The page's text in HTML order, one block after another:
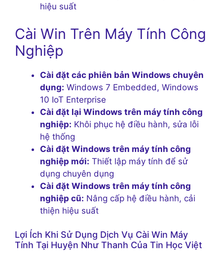
hiệu suất
Cài Win Trên Máy Tính Công
Nghiệp
Cài đặt các phiên bản Windows chuyên
dụng: Windows 7 Embedded, Windows
10 IoT Enterprise
Cài đặt lại Windows trên máy tính công
nghiệp: Khôi phục hệ điều hành, sửa lỗi
hệ thống
Cài đặt Windows trên máy tính công
nghiệp mới: Thiết lập máy tính để sử
dụng chuyên dụng
Cài đặt Windows trên máy tính công
nghiệp cũ: Nâng cấp hệ điều hành, cải
thiện hiệu suất
Lợi Ích Khi Sử Dụng Dịch Vụ Cài Win Máy
Tính Tại Huyện Như Thanh Của Tin Học Việt